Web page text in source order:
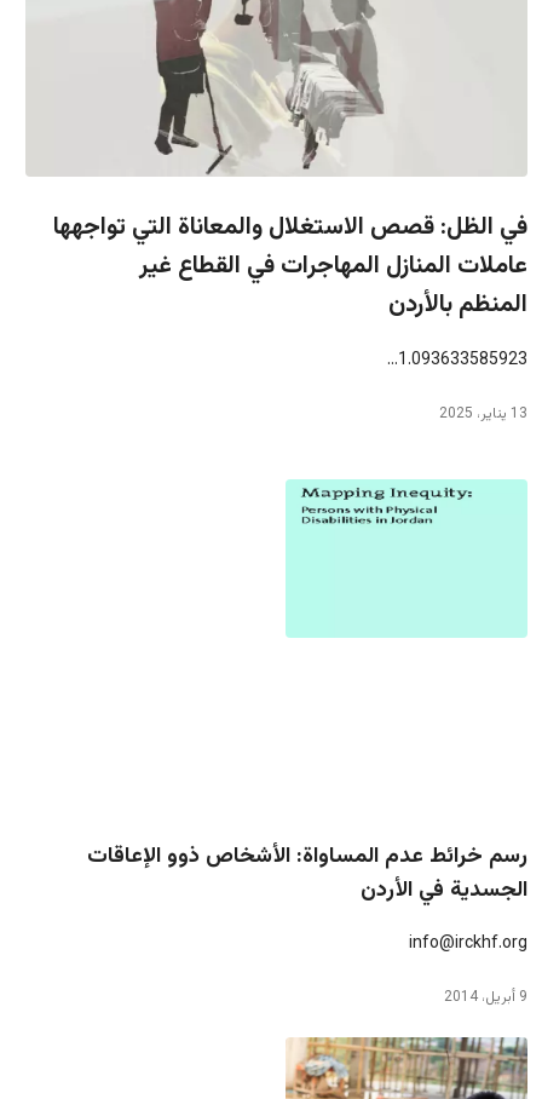
في الظل: قصص الاستغلال والمعاناة التي تواجهها
عاملات المنازل المهاجرات في القطاع غير
المنظم بالأردن
1.093633585923…
13 يناير، 2025
رسم خرائط عدم المساواة: الأشخاص ذوو الإعاقات
الجسدية في الأردن
info@irckhf.org
9 أبريل، 2014